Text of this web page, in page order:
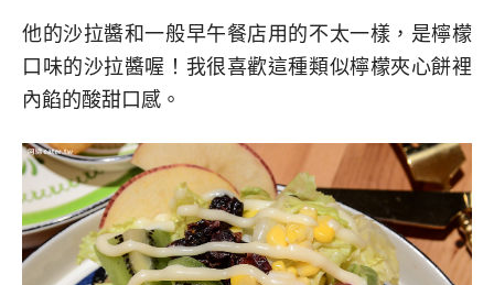
他的沙拉醬和一般早午餐店用的不太一樣，是檸檬
口味的沙拉醬喔！我很喜歡這種類似檸檬夾心餅裡
內餡的酸甜口感。